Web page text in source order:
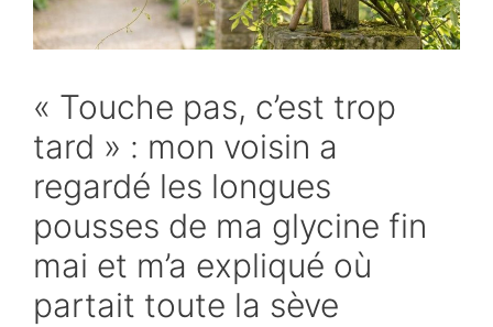
« Touche pas, c’est trop
tard » : mon voisin a
regardé les longues
pousses de ma glycine fin
mai et m’a expliqué où
partait toute la sève